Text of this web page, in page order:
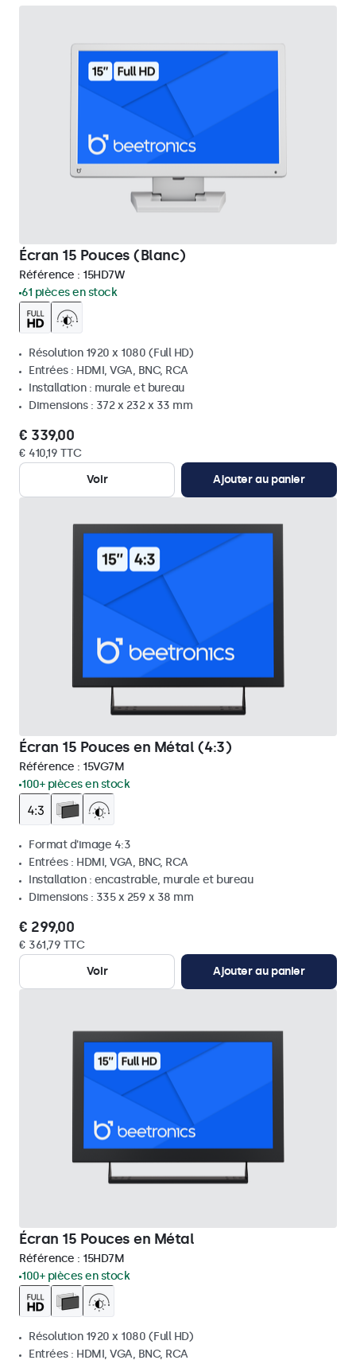
Écran 15 Pouces (Blanc)
Référence : 15HD7W
61 pièces en stock
Résolution 1920 x 1080 (Full HD)
Entrées : HDMI, VGA, BNC, RCA
Installation : murale et bureau
Dimensions : 372 x 232 x 33 mm
€ 339,00
€ 410,19 TTC
Voir
Ajouter au panier
Écran 15 Pouces en Métal (4:3)
Référence : 15VG7M
100+ pièces en stock
Format d'image 4:3
Entrées : HDMI, VGA, BNC, RCA
Installation : encastrable, murale et bureau
Dimensions : 335 x 259 x 38 mm
€ 299,00
€ 361,79 TTC
Voir
Ajouter au panier
Écran 15 Pouces en Métal
Référence : 15HD7M
100+ pièces en stock
Résolution 1920 x 1080 (Full HD)
Entrées : HDMI, VGA, BNC, RCA